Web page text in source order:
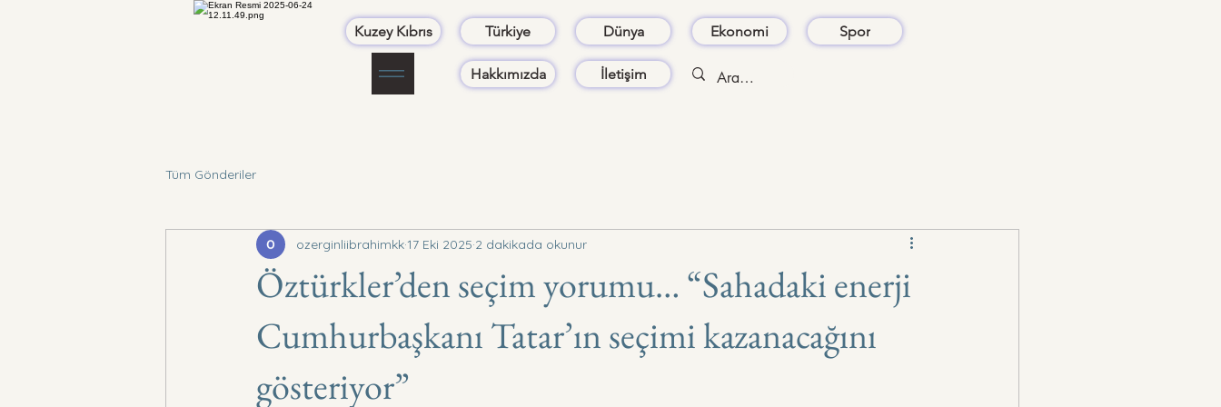
Kuzey Kıbrıs Türkiye
Hakkımızda
Dünya
İletişim
Ekonomi Spor
Tüm Gönderiler
Öztürkler’den seçim yorumu… “Sahadaki enerji
Cumhurbaşkanı Tatar’ın seçimi kazanacağını
gösteriyor”
ozerginliibrahimkk17 Eki 2025 2 dakikada okunur